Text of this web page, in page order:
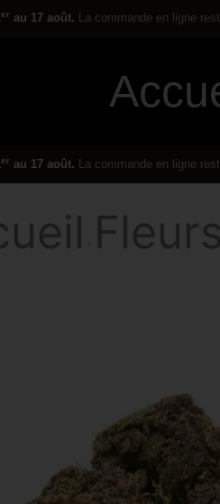
er au 17 août. La commande en ligne
er au 17 août. La commande en ligne